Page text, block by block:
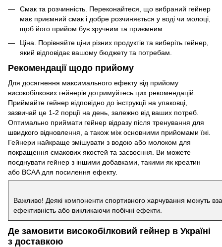
Смак та розчинність. Переконайтеся, що вибраний гейнер
має приємний смак і добре розчиняється у воді чи молоці,
щоб його прийом був зручним та приємним.
Ціна. Порівняйте ціни різних продуктів та виберіть гейнер,
який відповідає вашому бюджету та потребам.
Рекомендації щодо прийому
Для досягнення максимального ефекту від прийому
високобілкових гейнерів дотримуйтесь цих рекомендацій.
Приймайте гейнер відповідно до інструкції на упаковці,
зазвичай це 1-2 порції на день, залежно від ваших потреб.
Оптимально приймати гейнер відразу після тренування для
швидкого відновлення, а також між основними прийомами їжі.
Гейнери найкраще змішувати з водою або молоком для
покращення смакових якостей та засвоєння. Ви можете
поєднувати гейнер з іншими добавками, такими як креатин
або BCAA для посилення ефекту.
Важливо! Деякі компоненти спортивного харчування можуть
ефективність або викликаючи побічні ефекти.
Де замовити високобілковий гейнер в Україні
з доставкою